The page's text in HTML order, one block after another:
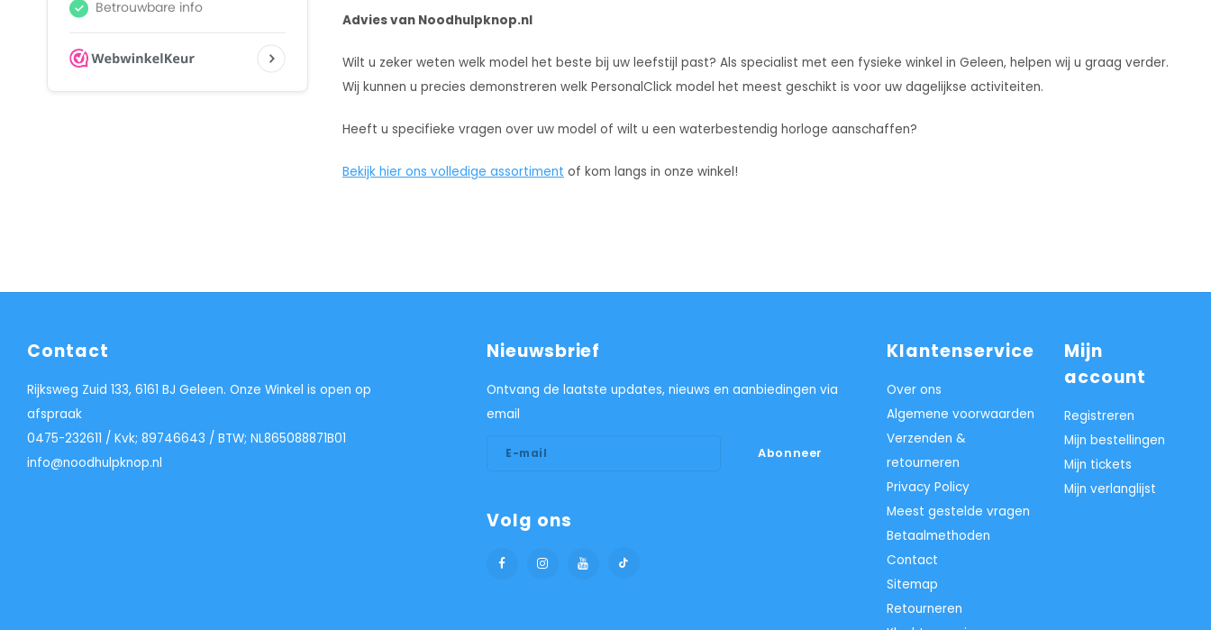
Advies van Noodhulpknop.nl
Wilt u zeker weten welk model het beste bij uw leefstijl past? Als specialist met een fysieke winkel in Geleen, helpen wij u graag verder.
Wij kunnen u precies demonstreren welk PersonalClick model het meest geschikt is voor uw dagelijkse activiteiten.
Heeft u specifieke vragen over uw model of wilt u een waterbestendig horloge aanschaffen?
Bekijk hier ons volledige assortiment of kom langs in onze winkel!
Contact
Rijksweg Zuid 133, 6161 BJ Geleen. Onze Winkel is open op
afspraak
0475-232611 / Kvk; 89746643 / BTW; NL865088871B01
info@noodhulpknop.nl
Nieuwsbrief
Ontvang de laatste updates, nieuws en aanbiedingen via
email
Abonneer
Volg ons
Klantenservice
Over ons
Algemene voorwaarden
Verzenden &
retourneren
Privacy Policy
Meest gestelde vragen
Betaalmethoden
Contact
Sitemap
Retourneren
Mijn
account
Registreren
Mijn bestellingen
Mijn tickets
Mijn verlanglijst